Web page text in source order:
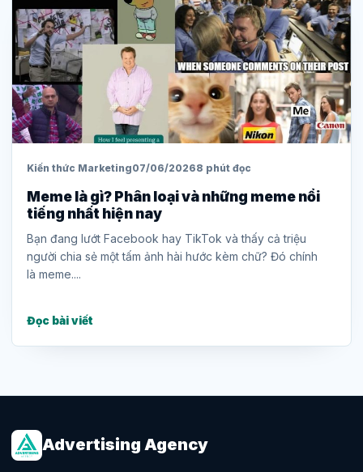
Kiến thức Marketing07/06/20268 phút đọc
Meme là gì? Phân loại và những meme nổi
tiếng nhất hiện nay
Bạn đang lướt Facebook hay TikTok và thấy cả triệu
người chia sẻ một tấm ảnh hài hước kèm chữ? Đó chính
là meme....
Đọc bài viết
Advertising Agency